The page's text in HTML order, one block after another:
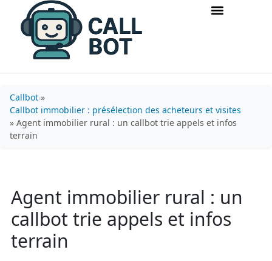
Callbot »
Callbot immobilier : présélection des acheteurs et visites
» Agent immobilier rural : un callbot trie appels et infos
terrain
Agent immobilier rural : un
callbot trie appels et infos
terrain